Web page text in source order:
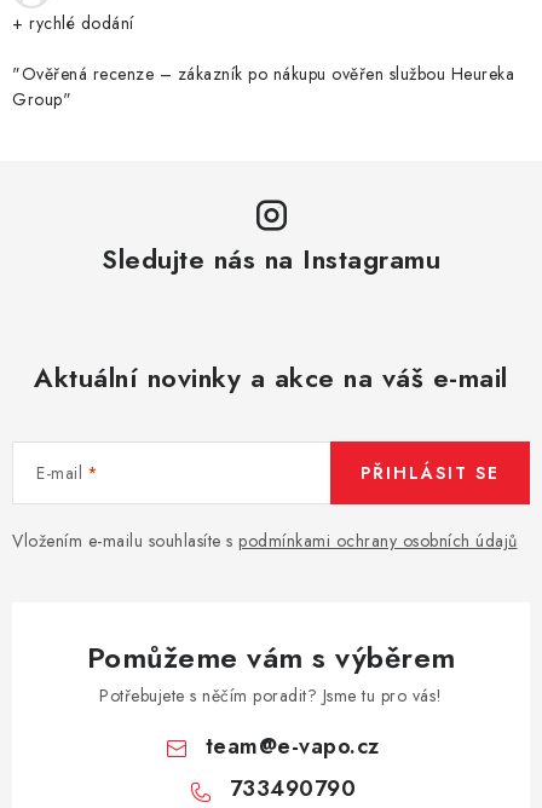
+ rychlé dodání
"Ověřená recenze – zákazník po nákupu ověřen službou Heureka
Group"
Sledujte nás na Instagramu
Aktuální novinky a akce na váš e-mail
E-mail
Vložením e-mailu souhlasíte s podmínkami ochrany osobních údajů
PŘIHLÁSIT SE
Pomůžeme vám s výběrem
Potřebujete s něčím poradit? Jsme tu pro vás!
team@e-vapo.cz
733490790